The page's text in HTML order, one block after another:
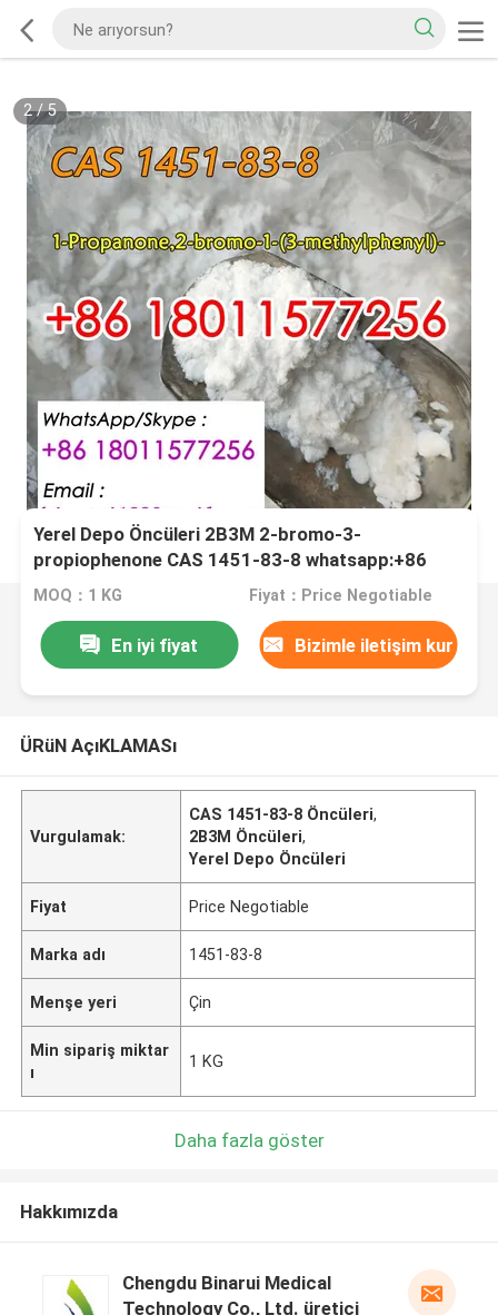
2/5
Yerel Depo Öncüleri 2B3M 2-bromo-3-
propiophenone CAS 1451-83-8 whatsapp:+86
180115772568616773718611
MOQ：1 KG Fiyat：Price Negotiable
En iyi fiyat Bizimle iletişim kur
ÜRüN AçıKLAMASı
Vurgulamak:
CAS 1451-83-8 Öncüleri,
2B3M Öncüleri,
Yerel Depo Öncüleri
Fiyat Price Negotiable
Marka adı 1451-83-8
Menşe yeri Çin
Min sipariş miktar
ı
1 KG
Daha fazla göster
Hakkımızda
Chengdu Binarui Medical
Technology Co., Ltd. üretici